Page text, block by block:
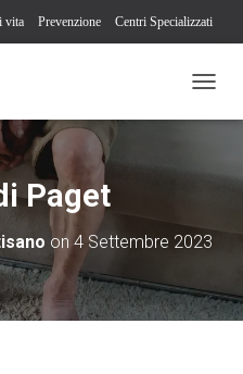
vita Prevenzione Centri Specializzati
A
I
E
T
Paget
on4 Settembre 2023